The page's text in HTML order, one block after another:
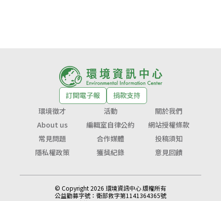
訂閱電子報
捐款支持
環境徵才
活動
關於我們
About us
編輯室自律公約
網站授權條款
常見問題
合作媒體
投稿須知
隱私權政策
獲獎紀錄 意見回饋
© Copyright 2026 環境資訊中心 版權所有
公益勸募字號： 衛部救字第1141364365號